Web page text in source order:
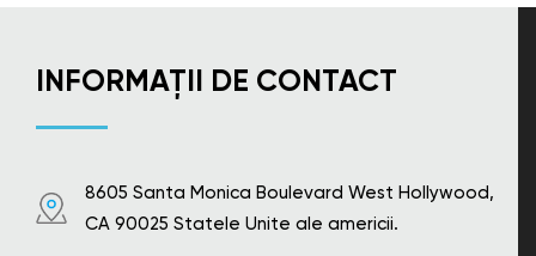
INFORMAȚII DE CONTACT
8605 Santa Monica Boulevard West Hollywood,
CA 90025 Statele Unite ale americii.